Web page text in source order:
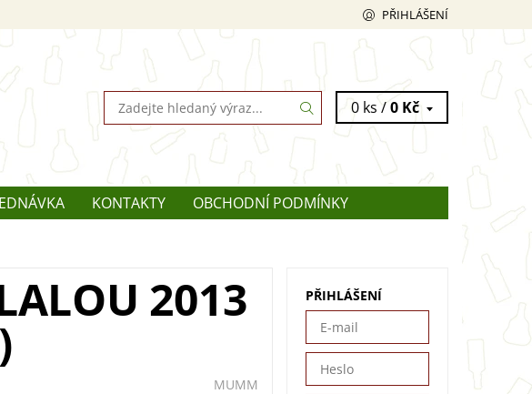
PŘIHLÁŠENÍ
0 ks /0 Kč
KONTAKTY
OBCHODNÍ PODMÍNKY
2013
MUMM
PŘIHLÁŠENÍ